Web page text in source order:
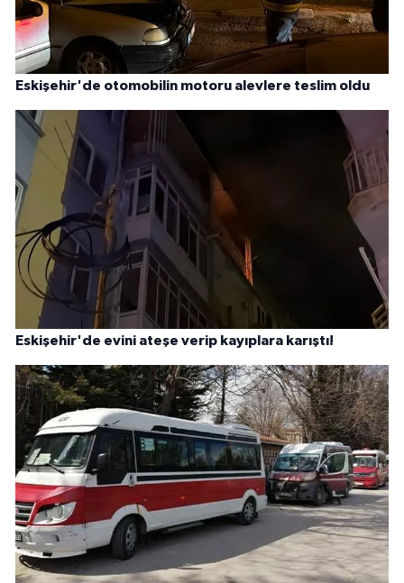
Eskişehir'de otomobilin motoru alevlere teslim oldu
Eskişehir'de evini ateşe verip kayıplara karıştı!